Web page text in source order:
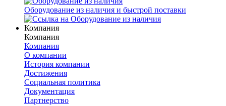
Оборудование из наличия и быстрой поставки
Компания
Компания
Компания
О компании
История компании
Достижения
Социальная политика
Документация
Партнерство